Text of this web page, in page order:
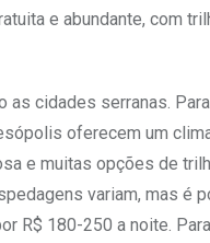
e abundante, com
as cidades serranas.
oferecem um
e muitas opções de
variam, mas é
R$ 180-250 a noite.